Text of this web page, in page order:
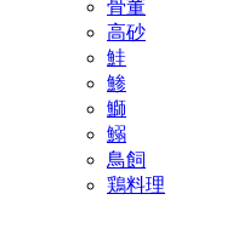
骨董
高砂
鮭
鯵
鰤
鰯
鳥飼
鶏料理